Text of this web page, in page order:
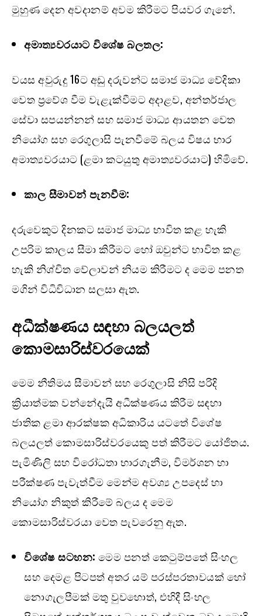
මුහුණ දෙන අවදානම් අවම කිරීමට පියවර ගැනේ.
අමාත්‍යවරයාට විශේෂ බලතල:
වයස අවුරුදු 16ට අඩු දරුවන්ට සමාජ මාධ්‍ය වේදිකා
වෙත ප්‍රවේශ වීම වැළැක්වීමට අදාළව, අන්තර්ජාල
සේවා සපයන්නන් සහ සමාජ මාධ්‍ය ආයතන වෙත
නියෝග සහ රෙගුලාසි පැනවීමේ බලය විෂය භාර
අමාත්‍යවරයාට (ළමා කටයුතු අමාත්‍යවරයාට) හිමිවේ.
කාල සීමාවන් පැනවීම:
දරුවෙකුට දිනකට සමාජ මාධ්‍ය භාවිත කළ හැකි
උපරිම කාලය සීමා කිරීමට හෝ ඔවුන්ට භාවිත කළ
හැකි නිශ්චිත වේලාවන් නියම කිරීමට ද මෙම පනත
මගින් විධිවිධාන සලසා ඇත.
අධීක්ෂණය සඳහා බලයලත්
කොමසාරිස්වරයෙක්
මෙම නීතිමය සීමාවන් සහ රෙගුලාසි නිසි පරිදි
ක්‍රියාත්මක වන්නේදැයි අධීක්ෂණය කිරීම සඳහා
ජාතික ළමා ආරක්ෂක අධිකාරිය යටතේ විශේෂ
බලයලත් කොමසාරිස්වරයෙකු පත් කිරීමට යෝජිතය.
පැමිණිලි සහ විරෝධතා භාරගැනීම, විමර්ශන හා
පරීක්ෂණ පැවැත්වීම මෙන්ම අවශ්‍ය උපදෙස් හා
නියෝග නිකුත් කිරීමේ බලය ද මෙම
කොමසාරිස්වරයා වෙත පැවරෙනු ඇත.
විශේෂ සටහන: මෙම පනත් කෙටුම්පතේ සිංහල
සහ දෙමළ පිටපත් අතර යම් පරස්පරතාවයක් හෝ
නොගැලපීමක් මතු වුවහොත්, එහිදී සිංහල